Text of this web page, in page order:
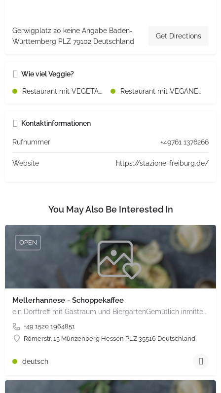
Gerwigplatz 20 keine Angabe Baden-
Württemberg PLZ 79102 Deutschland
Get Directions
Wie viel Veggie?
Restaurant mit VEGETARISCHEN Speisen Restaurant mit VEGANEN Speisen
Kontaktinformationen
Rufnummer +49761 1376266
Website https://stazione-freiburg.de/
You May Also Be Interested In
Mellerhannese - Schoppekaffee
ein Dorftreff mit Gastraum und BiergartenGemütlich inmitten unserem idyllischen Trais Münzenberg, entlang…
+49 1520 1964851
Römerstr. 15 Münzenberg Hessen PLZ 35516 Deutschland
OPEN
deutsch